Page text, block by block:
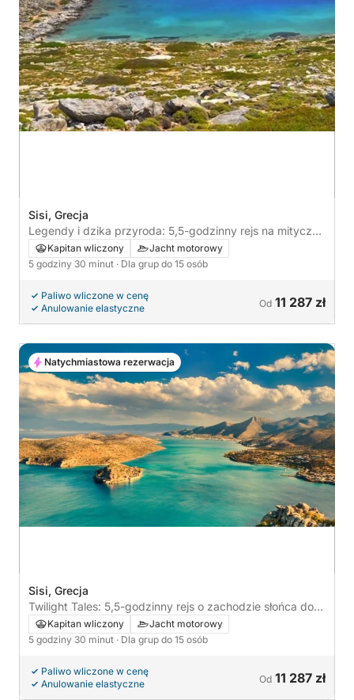
Sisi, Grecja
Legendy i dzika przyroda: 5,5-godzinny rejs na mityczną
wyspę Dia
Kapitan wliczony
Jacht motorowy
5 godziny 30 minut · Dla grup do 15 osób
Paliwo wliczone w cenę
Anulowanie elastyczne
Od 11 287 zł
Sisi, Grecja
Twilight Tales: 5,5-godzinny rejs o zachodzie słońca do
Plaki i Eloundy
Kapitan wliczony
Jacht motorowy
5 godziny 30 minut · Dla grup do 15 osób
Paliwo wliczone w cenę
Anulowanie elastyczne
Od 11 287 zł
Natychmiastowa rezerwacja